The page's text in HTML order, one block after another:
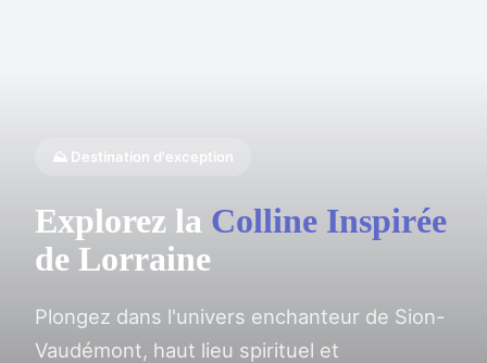
⛰️ Destination d'exception
Explorez la Colline Inspirée
de Lorraine
Plongez dans l'univers enchanteur de Sion-
Vaudémont, haut lieu spirituel et